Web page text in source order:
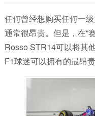
任何曾经想购买任何一
通常很昂贵。但是，在“
Rosso STR14可以将其
F1球迷可以拥有的最昂